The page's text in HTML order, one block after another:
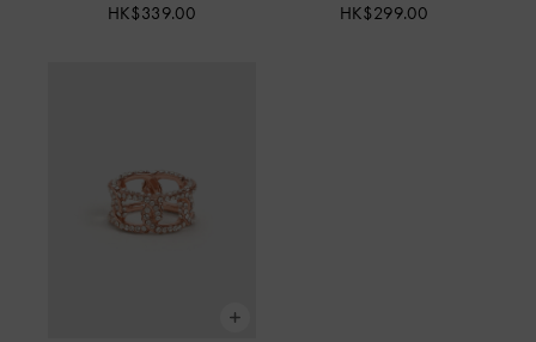
HK$339.00 HK$299.00